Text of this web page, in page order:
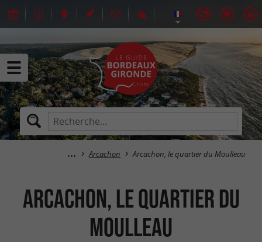
Arcachon Arcachon, le quartier du Moulleau
Arcachon, le quartier du
Moulleau